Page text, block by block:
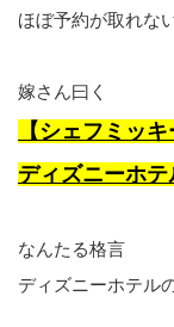
ほぼ予約が取れな
嫁さん曰く
【シェフミッ
ディズニーホテ
なんたる格言
ディズニーホテル